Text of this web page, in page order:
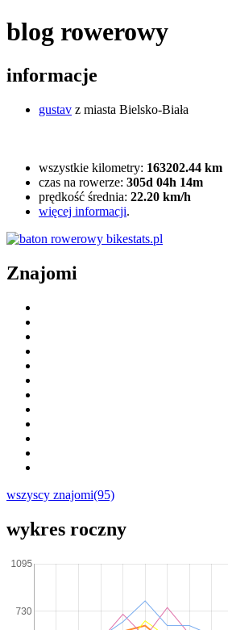
blog rowerowy
informacje
gustav z miasta Bielsko-Biała
wszystkie kilometry: 163202.44 km
czas na rowerze: 305d 04h 14m
prędkość średnia: 22.20 km/h
więcej informacji.
Znajomi
wszyscy znajomi(95)
wykres roczny